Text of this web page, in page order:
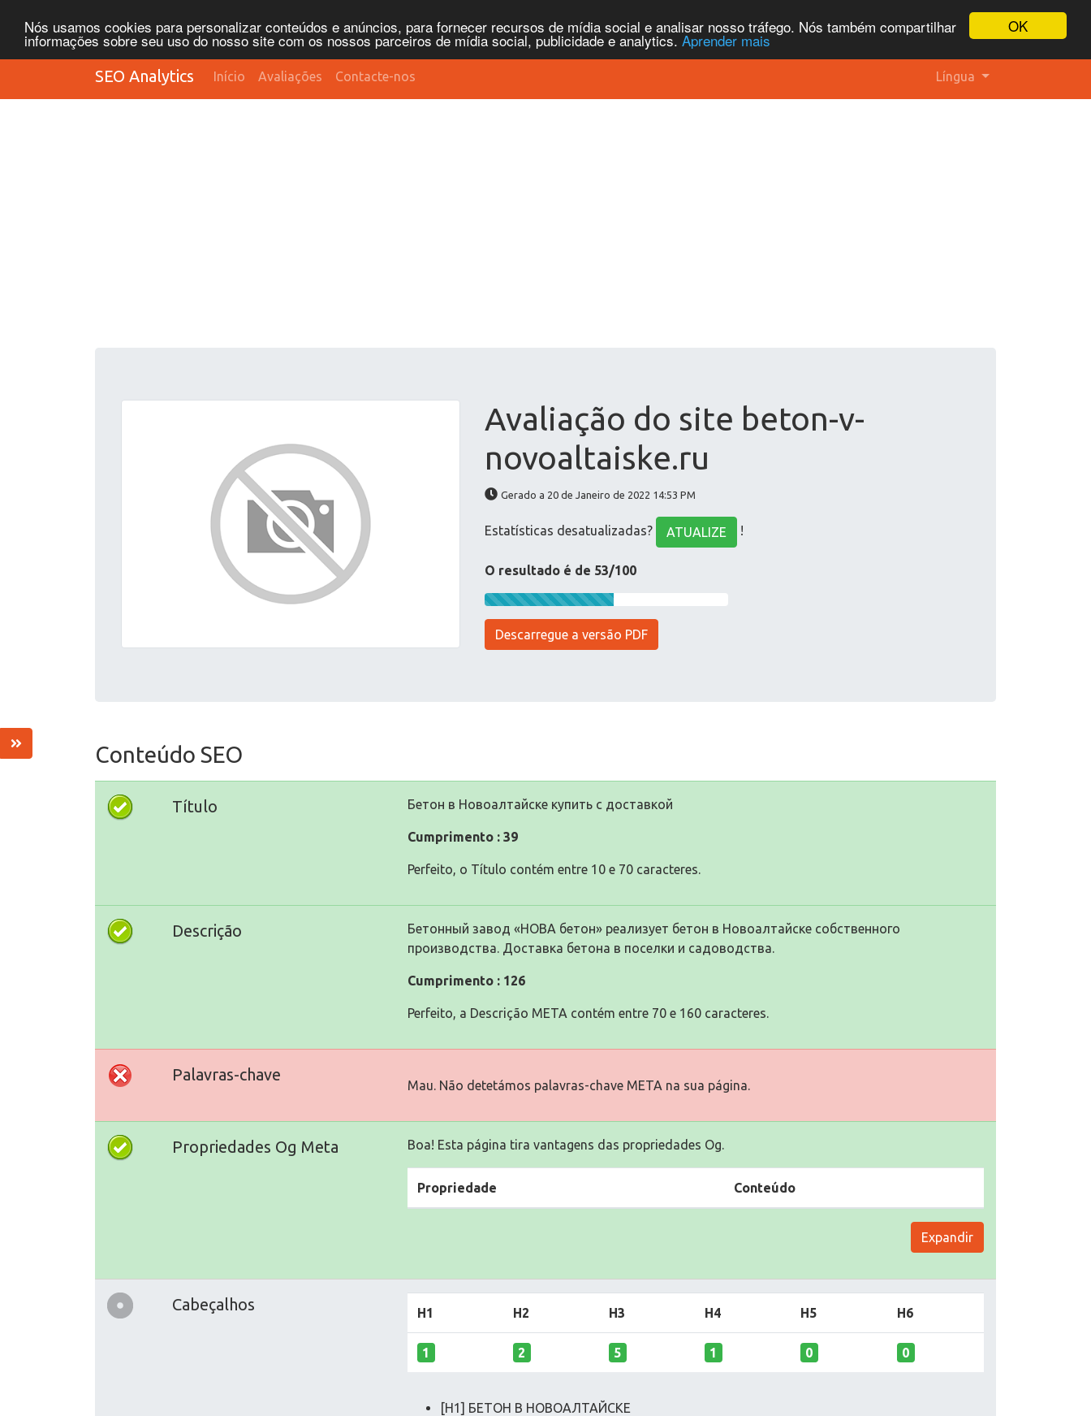
OK
Nós usamos cookies para personalizar conteúdos e anúncios, para fornecer recursos de mídia social e analisar nosso tráfego. Nós também compartilhar
informações sobre seu uso do nosso site com os nossos parceiros de mídia social, publicidade e analytics. Aprender mais
SEO Analytics Início Avaliações Contacte-nos Língua
Avaliação do site beton-v-
novoaltaiske.ru
Gerado a 20 de Janeiro de 2022 14:53 PM
Estatísticas desatualizadas? ATUALIZE !
O resultado é de 53/100
Descarregue a versão PDF
Conteúdo SEO
Título Бетон в Новоалтайске купить с доставкой
Cumprimento : 39
Perfeito, o Título contém entre 10 e 70 caracteres.
Descrição
Бетонный завод «НОВА бетон» реализует бетон в Новоалтайске собственного
производства. Доставка бетона в поселки и садоводства.
Cumprimento : 126
Perfeito, a Descrição META contém entre 70 e 160 caracteres.
Palavras-chave
Mau. Não detetámos palavras-chave META na sua página.
Propriedades Og Meta Boa! Esta página tira vantagens das propriedades Og.
Propriedade Conteúdo
Expandir
Cabeçalhos H1 H2 H3 H4 H5 H6
1 2 5 1 0 0
[H1] БЕТОН В НОВОАЛТАЙСКЕ